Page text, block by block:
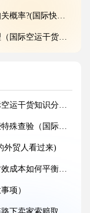
快递干货知识分享)
运干货知识分享）
运干货知识分享)
运干货知识分享）
干货知识分享）
亚马逊卖家看过来)
亚马逊卖家看过来)
运干货知识分享）
运干货知识分享）
干货知识分享）
空运干货知识分享）
外贸人看过来)
际快递干货知识分享）
项）